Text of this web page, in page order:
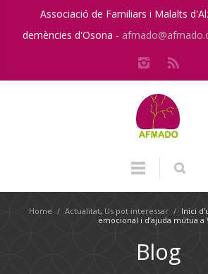
Associació de Familiars i Malalts
demències d'Osona -
Home / Actualitat, Us pot interessar / Inici
emocional i d’ajuda mútua a
Blog